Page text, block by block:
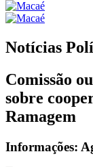
Notícias
Comissão
sobre
Ramagem
Informações: